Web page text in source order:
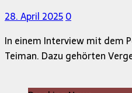
28. April 20250
In einem Interview mit dem
Teiman. Dazu gehörten